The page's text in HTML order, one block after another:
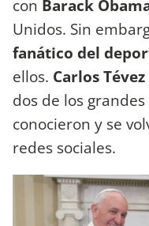
con Barack
Unidos. Sin
fanático del
ellos. Carlos
dos de los
conocieron y se
redes sociales.